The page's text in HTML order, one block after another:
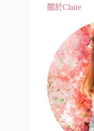
關於Claire